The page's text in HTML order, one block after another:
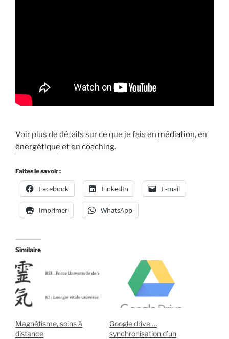
Voir plus de détails sur ce que je fais en médiation, en
énergétique et en coaching.
Faites le savoir :
Facebook LinkedIn E-mail
Imprimer WhatsApp
Similaire
Magnétisme, soins à
distance
Google drive …
synchronisation d’un